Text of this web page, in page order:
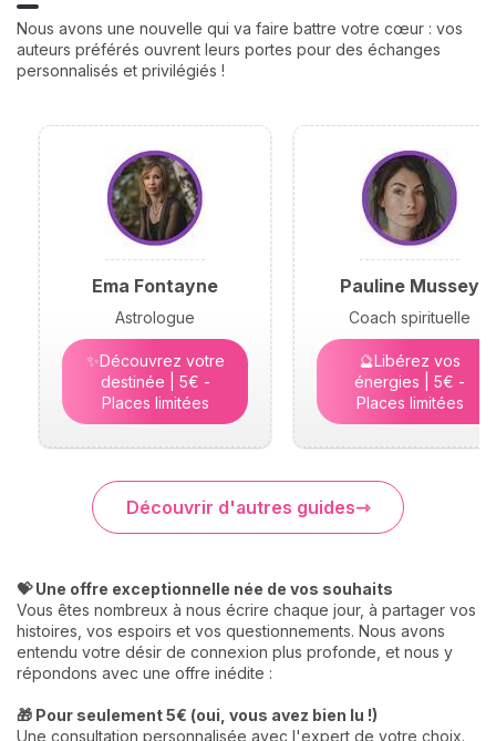
Nous avons une nouvelle qui va faire battre votre cœur : vos
auteurs préférés ouvrent leurs portes pour des échanges
personnalisés et privilégiés !
Ema Fontayne
Astrologue
✨Découvrez votre
destinée | 5€ -
Places limitées
Pauline Mussey
Coach spirituelle
🔮Libérez vos
énergies | 5€ -
Places limitées
Découvrir d'autres guides
💝 Une offre exceptionnelle née de vos souhaits
Vous êtes nombreux à nous écrire chaque jour, à partager vos
histoires, vos espoirs et vos questionnements. Nous avons
entendu votre désir de connexion plus profonde, et nous y
répondons avec une offre inédite :
🎁 Pour seulement 5€ (oui, vous avez bien lu !)
Une consultation personnalisée avec l'expert de votre choix.